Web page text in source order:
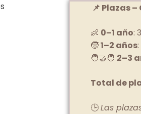
📌 Plazas
👶 0–1 año:
🧒1–2 años
🧑‍🤝‍🧑 2–3
Total de
🕒Las